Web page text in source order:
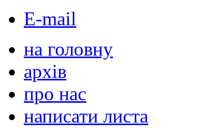
E-mail
на головну
архів
про нас
написати листа